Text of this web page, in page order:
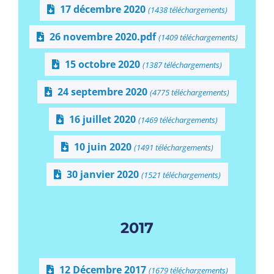
17 décembre 2020 (1438 téléchargements)
26 novembre 2020.pdf (1409 téléchargements)
15 octobre 2020 (1387 téléchargements)
24 septembre 2020 (4775 téléchargements)
16 juillet 2020 (1469 téléchargements)
10 juin 2020 (1491 téléchargements)
30 janvier 2020 (1521 téléchargements)
2017
12 Décembre 2017 (1679 téléchargements)